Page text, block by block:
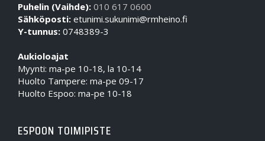
Puhelin (Vaihde): 010 617 0600
Sähköposti: etunimi.sukunimi@rmheino.fi
Y-tunnus: 0748389-3
Aukioloajat
Myynti: ma-pe 10-18, la 10-14
Huolto Tampere: ma-pe 09-17
Huolto Espoo: ma-pe 10-18
ESPOON TOIMIPISTE